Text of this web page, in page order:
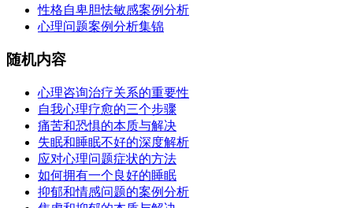
性格自卑胆怯敏感案例分析
心理问题案例分析集锦
随机内容
心理咨询治疗关系的重要性
自我心理疗愈的三个步骤
痛苦和恐惧的本质与解决
失眠和睡眠不好的深度解析
应对心理问题症状的方法
如何拥有一个良好的睡眠
抑郁和情感问题的案例分析